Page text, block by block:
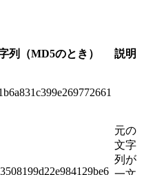
列（MD5のとき） 説明
元の
文字
列が